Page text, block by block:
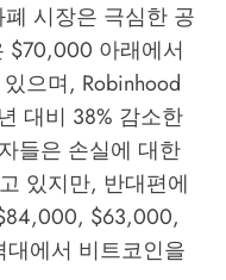
시장은 극심한 공
$70,000 아래에서
으며, Robinhood
대비 38% 감소한
들은 손실에 대한
있지만, 반대편에
$63,000,
에서 비트코인을